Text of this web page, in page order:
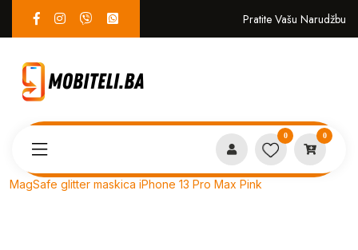
Pratite Vašu Narudžbu
0 0
MagSafe glitter maskica iPhone 13 Pro Max Pink